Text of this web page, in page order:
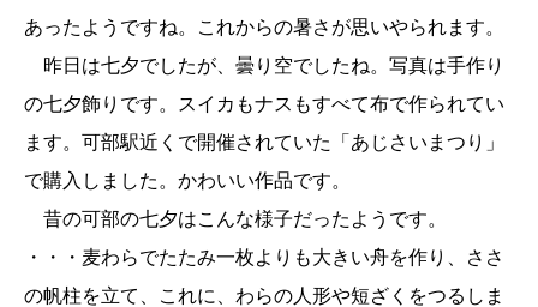
あったようですね。これからの暑さが思いやられます。
昨日は七夕でしたが、曇り空でしたね。写真は手作り
の七夕飾りです。スイカもナスもすべて布で作られてい
ます。可部駅近くで開催されていた「あじさいまつり」
で購入しました。かわいい作品です。
昔の可部の七夕はこんな様子だったようです。
・・・麦わらでたたみ一枚よりも大きい舟を作り、ささ
の帆柱を立て、これに、わらの人形や短ざくをつるしま